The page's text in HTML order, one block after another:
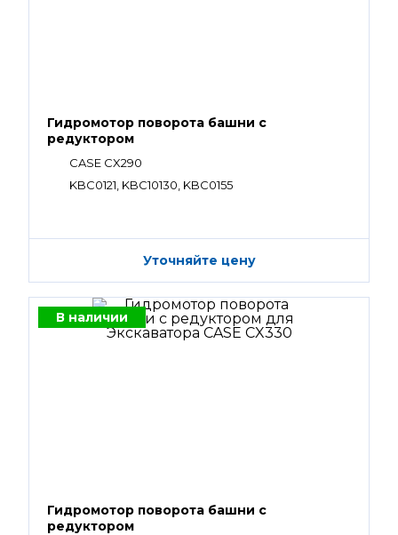
Гидромотор поворота башни с
редуктором
CASE CX290
KBC0121, KBC10130, KBC0155
Уточняйте цену
В наличии
Гидромотор поворота башни с
редуктором